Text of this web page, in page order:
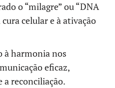
o “milagre” ou “DNA
celular e à ativação
à harmonia nos
eficaz,
a reconciliação.